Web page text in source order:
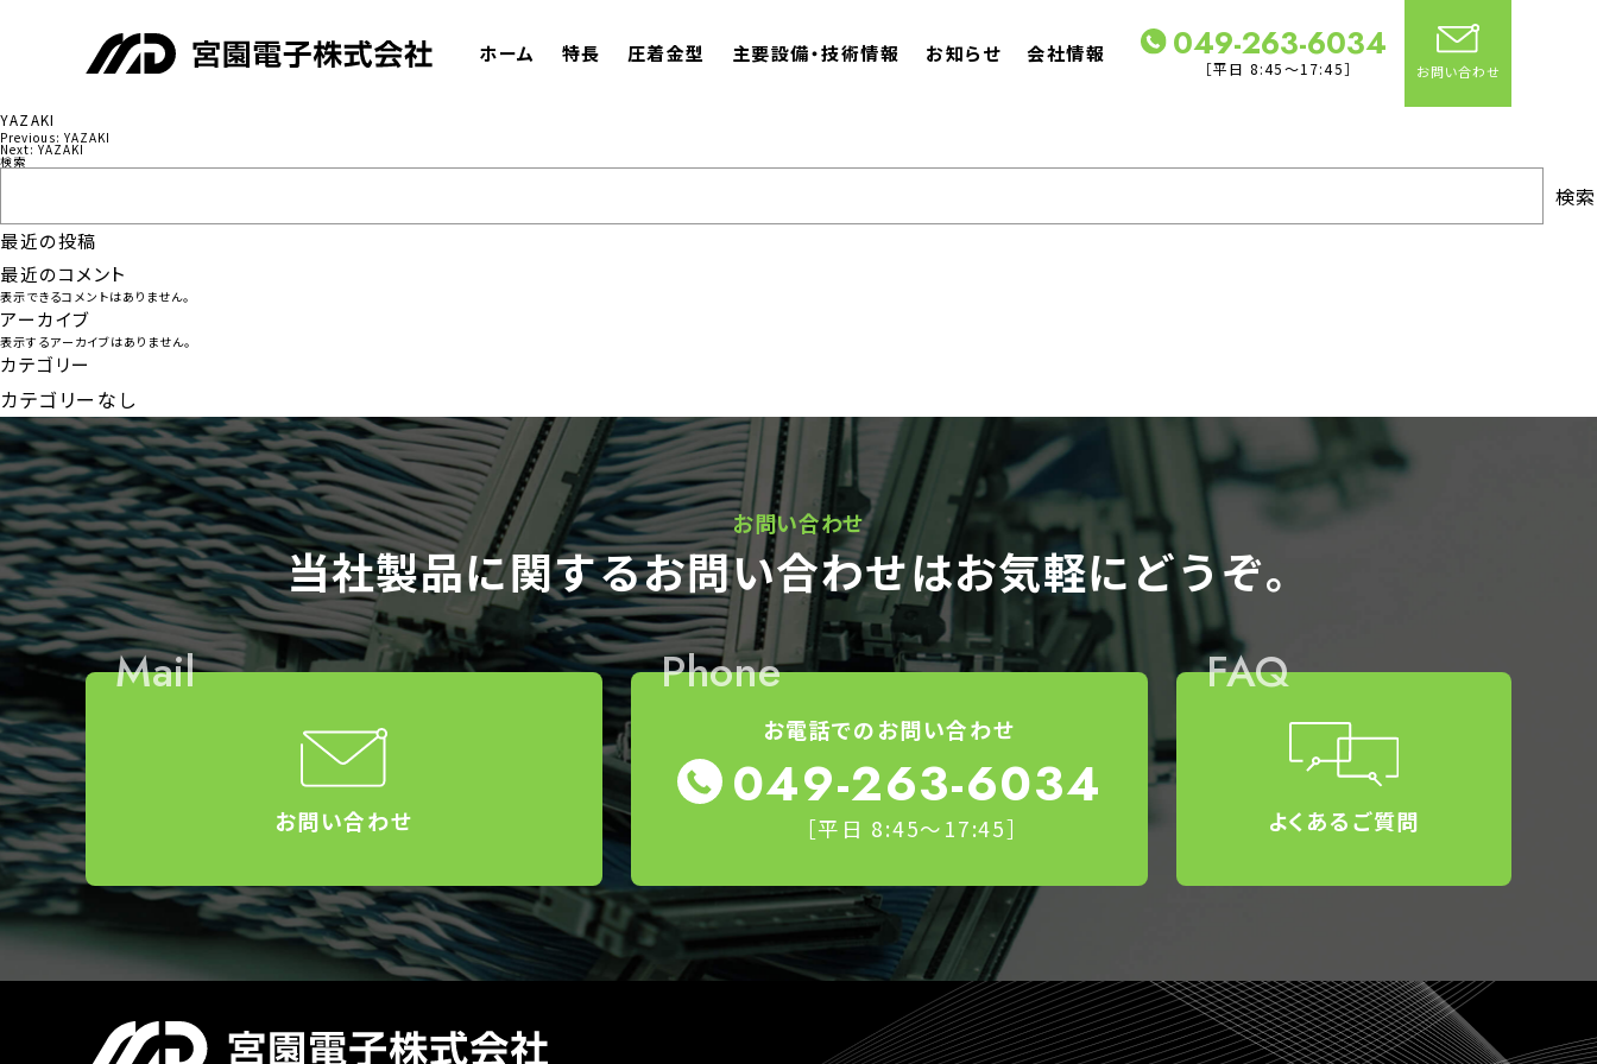
ホーム 特長 圧着金型 主要設備・技術情報 お知らせ 会社情報 049-263-6034
［平日 8:45～17:45］ お問い合わせ
YAZAKI
投
ビ
ゲ
ー
シ
ョ
ン
Previous: YAZAKI
Next: YAZAKI
検索
検索
最近の投稿
最近のコメント
表示できるコメントはありません。
アーカイブ
表示するアーカイブはありません。
カテゴリー
カテゴリーなし
お問い合わせ
当社製品に関するお問い合わせはお気軽にどうぞ。
Mail
お問い合わせ
FAQ
よくあるご質問
Phone
お電話でのお問い合わせ
049-263-6034
［平日 8:45～17:45］